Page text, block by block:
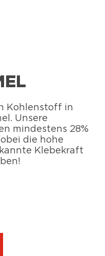
Kohlenstoff in
Unsere
mindestens 28%
die hohe
Klebekraft